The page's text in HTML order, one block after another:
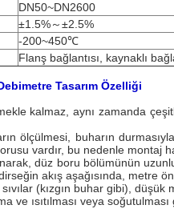
DN50~DN2600
±1.5%～±2.5%
-200~450℃
Flanş bağlantısı, kaynaklı
Tasarım Özelliği
kalmaz, aynı zamanda
ölçülmesi, buharın
vardır, bu nedenle montaj
düz boru bölümünün
akış aşağısında, metre
(kızgın buhar gibi),
ısıtılması veya